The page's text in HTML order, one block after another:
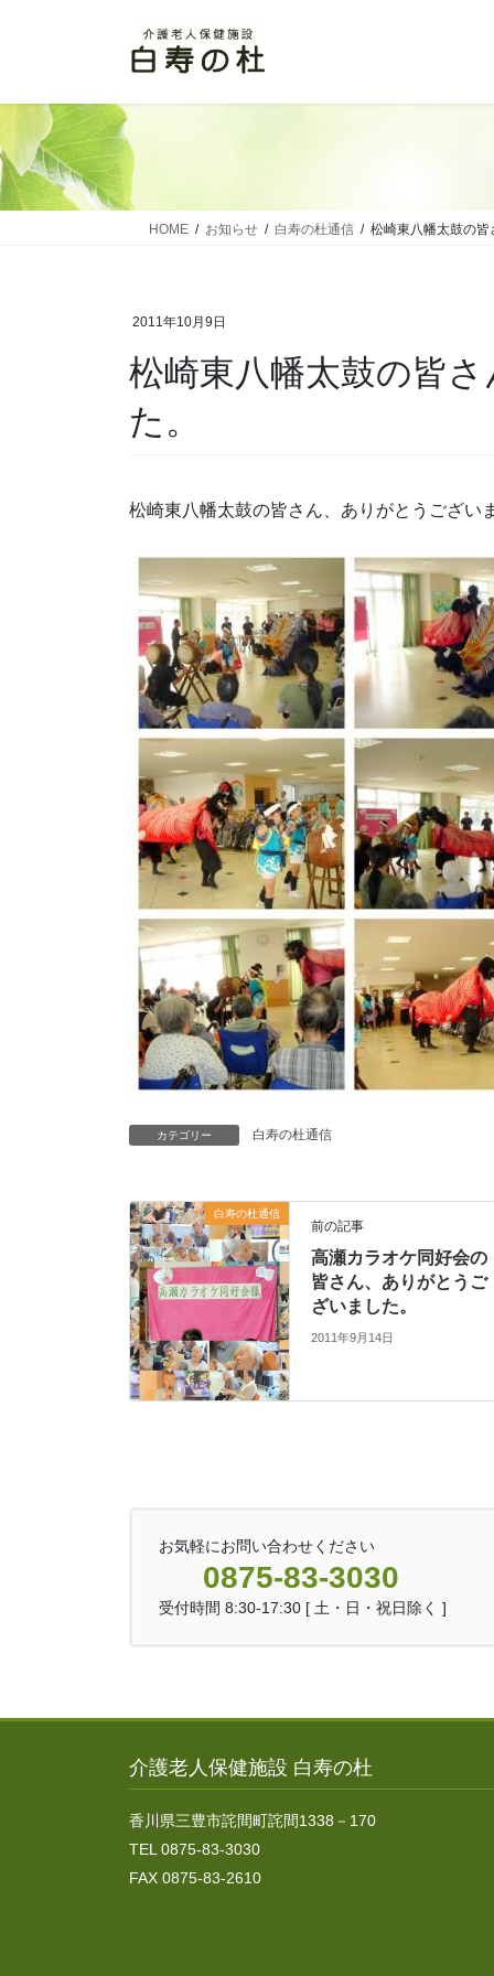
に
移
動
ョ
ン
に
HOME お知らせ 白寿の杜通信 松崎東八幡太鼓の
2011年10月9日
松崎東八幡太鼓の皆
た。
松崎東八幡太鼓の皆さん、ありがとうござい
カテゴリー 白寿の杜通信
白寿の杜通信
前の記事
高瀬カラオケ同好会の
皆さん、ありがとうご
ざいました。
2011年9月14日
お気軽にお問い合わせください
0875-83-3030
受付時間 8:30-17:30 [ 土・日・祝日除く ]
介護老人保健施設 白寿の杜
香川県三豊市詫間町詫間1338－170
TEL 0875-83-3030
FAX 0875-83-2610